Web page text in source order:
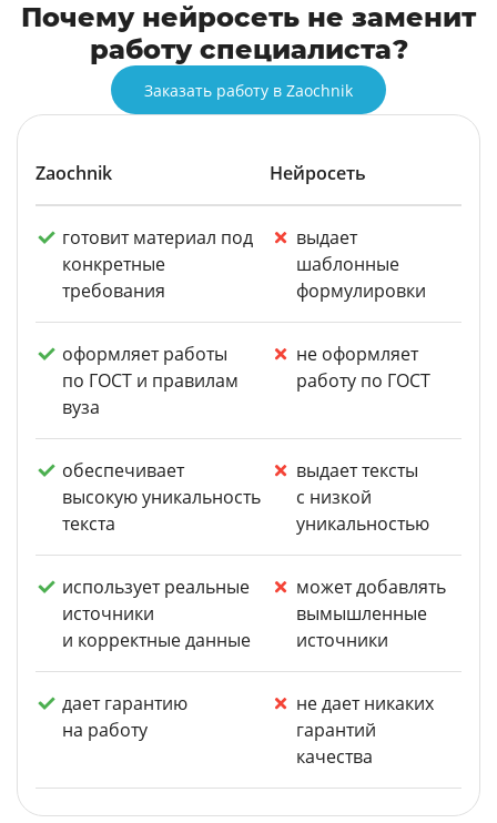
Почему нейросеть не заменит
работу специалиста?
Заказать работу в Zaochnik
Zaochnik Нейросеть
готовит материал под
конкретные
требования
выдает
шаблонные
формулировки
оформляет работы
по ГОСТ и правилам
вуза
не оформляет
работу по ГОСТ
обеспечивает
высокую уникальность
текста
выдает тексты
с низкой
уникальностью
использует реальные
источники
и корректные данные
может добавлять
вымышленные
источники
дает гарантию
на работу
не дает никаких
гарантий
качества